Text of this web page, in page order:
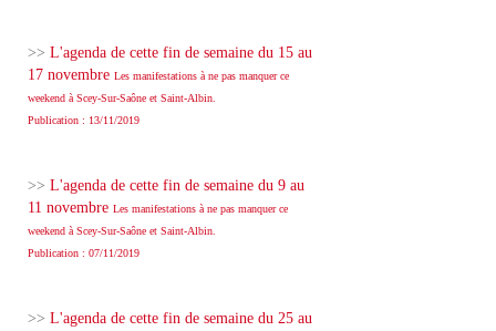
>> L'agenda de cette fin de semaine du 15 au
17 novembre Les manifestations à ne pas manquer ce
weekend à Scey-Sur-Saône et Saint-Albin.
Publication : 13/11/2019
>> L'agenda de cette fin de semaine du 9 au
11 novembre Les manifestations à ne pas manquer ce
weekend à Scey-Sur-Saône et Saint-Albin.
Publication : 07/11/2019
>> L'agenda de cette fin de semaine du 25 au